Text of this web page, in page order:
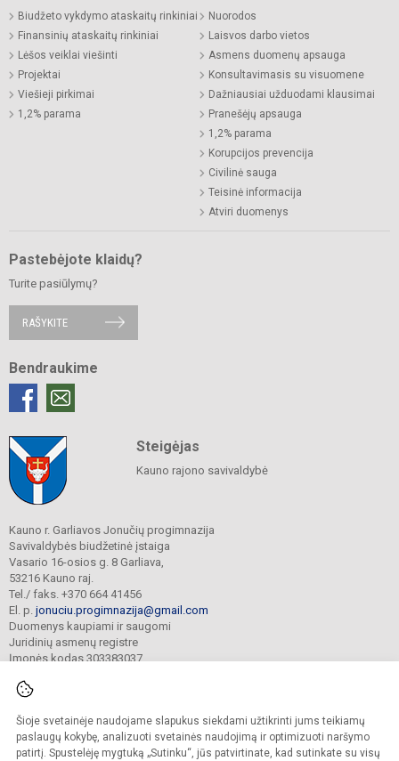
Šioje svetainėje naudojame slapukus siekdami užtikrinti jums teikiamų
paslaugų kokybę, analizuoti svetainės naudojimą ir optimizuoti naršymo
patirtį. Spustelėję mygtuką „Sutinku“, jūs patvirtinate, kad sutinkate su visų
Biudžeto vykdymo ataskaitų rinkiniai
Finansinių ataskaitų rinkiniai
Lėšos veiklai viešinti
Projektai
Viešieji pirkimai
1,2% parama
Nuorodos
Laisvos darbo vietos
Asmens duomenų apsauga
Konsultavimasis su visuomene
Dažniausiai užduodami klausimai
Pranešėjų apsauga
1,2% parama
Korupcijos prevencija
Civilinė sauga
Teisinė informacija
Atviri duomenys
Pastebėjote klaidų?
Turite pasiūlymų?
RAŠYKITE
Bendraukime
Steigėjas
Kauno rajono savivaldybė
Kauno r. Garliavos Jonučių progimnazija
Savivaldybės biudžetinė įstaiga
Vasario 16-osios g. 8 Garliava,
53216 Kauno raj.
Tel./ faks. +370 664 41456
El. p. jonuciu.progimnazija@gmail.com
Duomenys kaupiami ir saugomi
Juridinių asmenų registre
Įmonės kodas 303383037
© 2023. Kauno r. Garliavos Jonučių progimnazija. Visos teisės saugomos.
Kopijuoti turinį be raštiško progimnazijos sutikimo griežtai draudžiama.